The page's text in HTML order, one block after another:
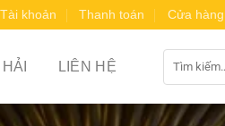
Tài khoản Thanh toán Cửa hàng
LIÊN HỆ
kiếm: